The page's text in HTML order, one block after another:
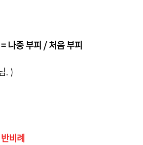
나중 부피 / 처음 부피
. )
비례